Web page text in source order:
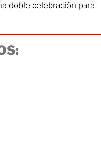
doble celebración para